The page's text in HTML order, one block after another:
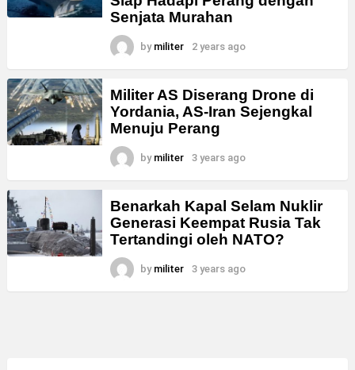
Senjata Murahan
by militer 2 years ago
Militer AS Diserang Drone di
Yordania, AS-Iran Sejengkal
Menuju Perang
by militer 3 years ago
Benarkah Kapal Selam Nuklir
Generasi Keempat Rusia Tak
Tertandingi oleh NATO?
by militer 3 years ago